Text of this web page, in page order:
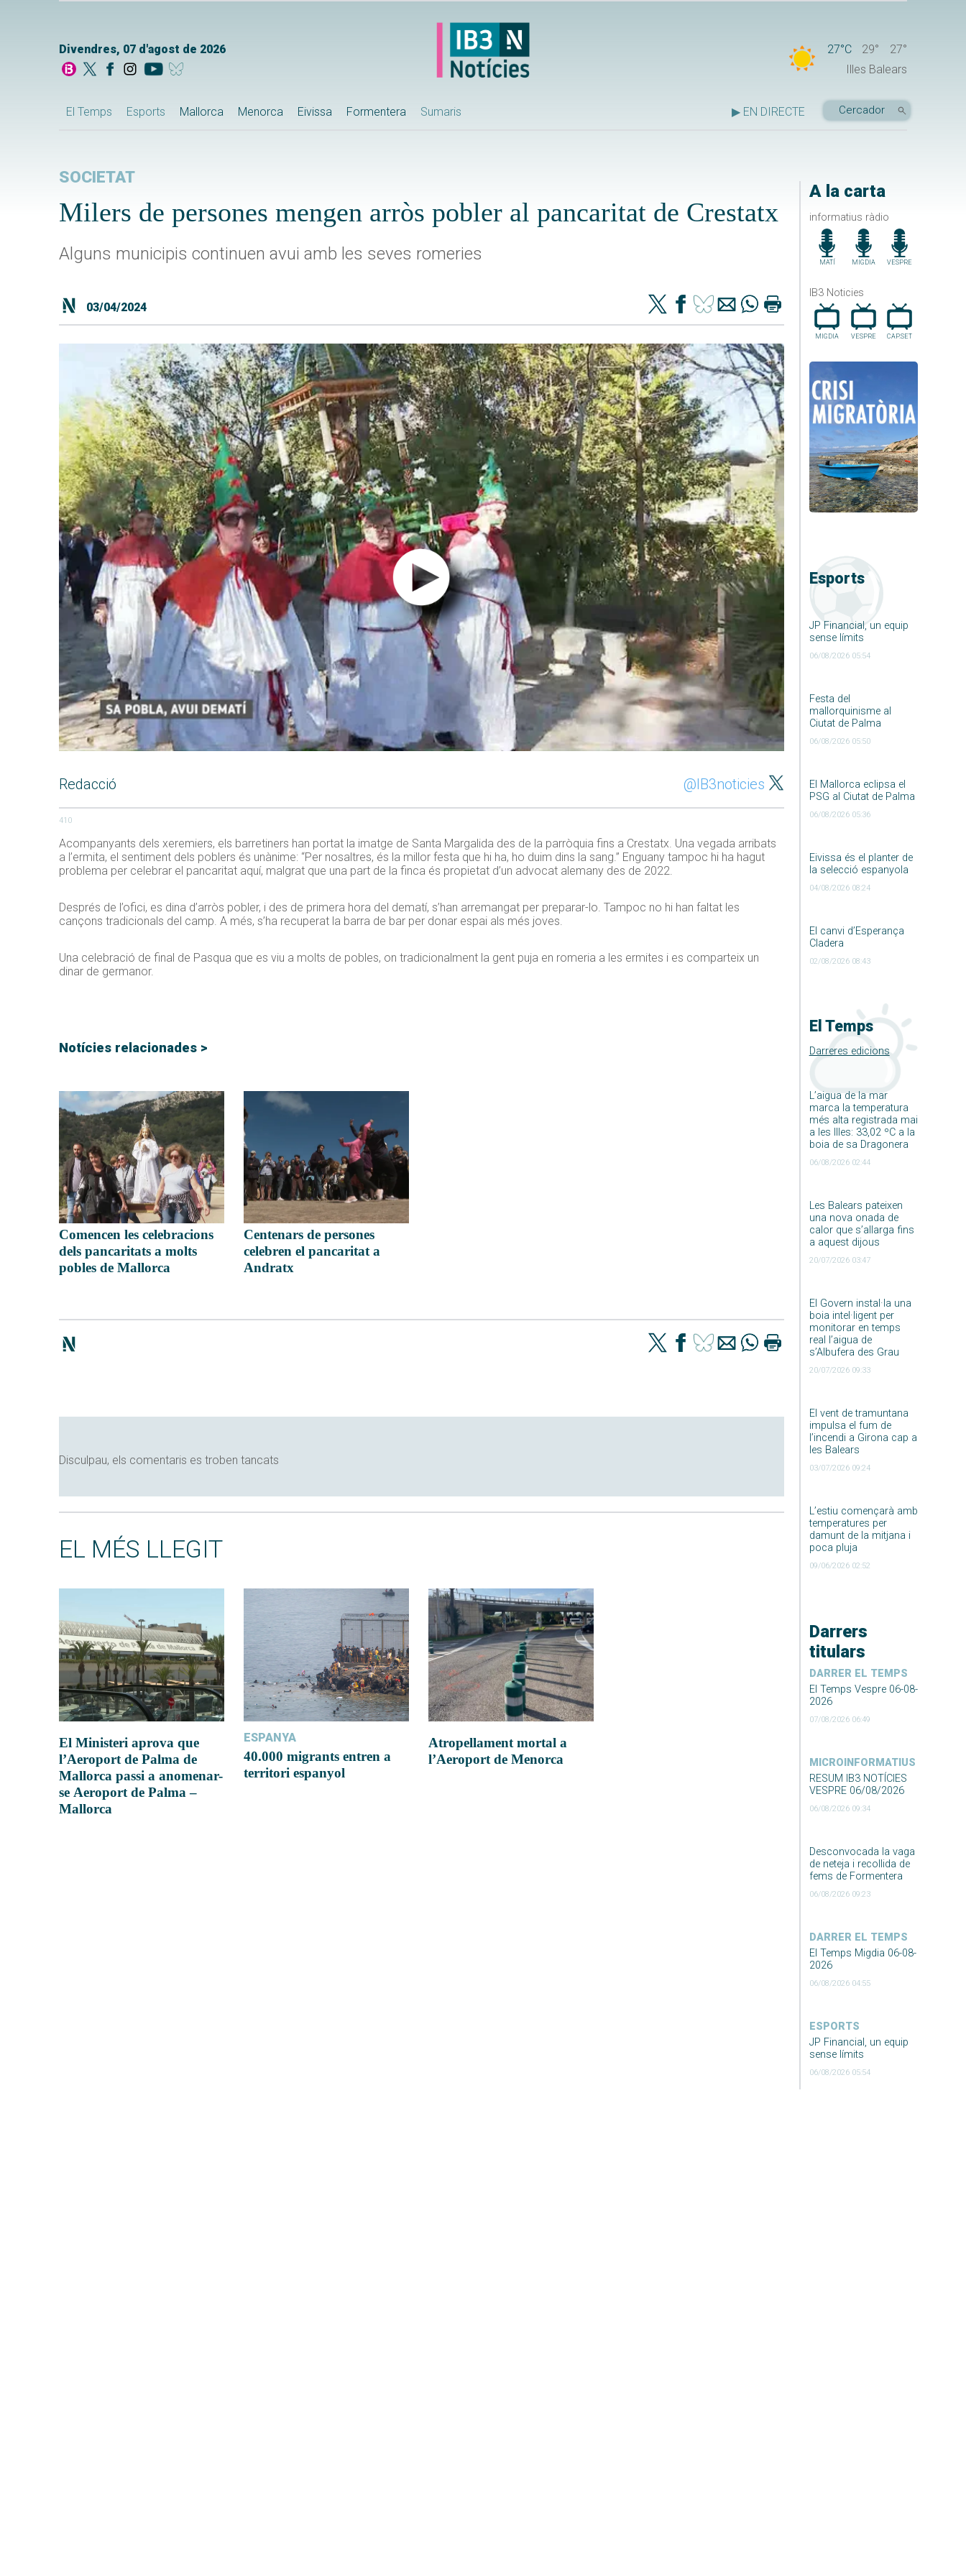
Divendres, 07 d'agost de 2026 27°C 29°
27°
Illes Balears
El Temps Esports Mallorca Menorca Eivissa Formentera Sumaris ▶ EN DIRECTE
A la carta
informatius ràdio
MATÍ MIGDIA VESPRE
IB3 Noticies
MIGDIA VESPRE CAP.SET
Esports
JP Financial, un equip
sense límits
06/08/2026 05:54
Festa del
mallorquinisme al
Ciutat de Palma
06/08/2026 05:50
El Mallorca eclipsa el
PSG al Ciutat de Palma
06/08/2026 05:36
Eivissa és el planter de
la selecció espanyola
04/08/2026 08:24
El canvi d’Esperança
Cladera
02/08/2026 08:43
El Temps
Darreres edicions
L’aigua de la mar
marca la temperatura
més alta registrada mai
a les Illes: 33,02 ºC a la
boia de sa Dragonera
06/08/2026 02:44
Les Balears pateixen
una nova onada de
calor que s’allarga fins
a aquest dijous
20/07/2026 03:47
El Govern instal·la una
boia intel·ligent per
monitorar en temps
real l’aigua de
s’Albufera des Grau
20/07/2026 09:33
El vent de tramuntana
impulsa el fum de
l’incendi a Girona cap a
les Balears
03/07/2026 09:24
L’estiu començarà amb
temperatures per
damunt de la mitjana i
poca pluja
09/06/2026 02:52
Darrers
titulars
DARRER EL TEMPS
El Temps Vespre 06-08-
2026
07/08/2026 06:49
MICROINFORMATIUS
RESUM IB3 NOTÍCIES
VESPRE 06/08/2026
06/08/2026 09:34
Desconvocada la vaga
de neteja i recollida de
fems de Formentera
06/08/2026 09:23
DARRER EL TEMPS
El Temps Migdia 06-08-
2026
06/08/2026 04:55
ESPORTS
JP Financial, un equip
sense límits
06/08/2026 05:54
SOCIETAT
Milers de persones mengen arròs pobler al pancaritat de Crestatx
Alguns municipis continuen avui amb les seves romeries
03/04/2024
Redacció @IB3noticies
410
Acompanyants dels xeremiers, els barretiners han portat la imatge de Santa Margalida des de la parròquia fins a Crestatx. Una vegada arribats
a l’ermita, el sentiment dels poblers és unànime: “Per nosaltres, és la millor festa que hi ha, ho duim dins la sang.” Enguany tampoc hi ha hagut
problema per celebrar el pancaritat aquí, malgrat que una part de la finca és propietat d’un advocat alemany des de 2022.
Després de l’ofici, es dina d’arròs pobler, i des de primera hora del dematí, s’han arremangat per preparar-lo. Tampoc no hi han faltat les
cançons tradicionals del camp. A més, s’ha recuperat la barra de bar per donar espai als més joves.
Una celebració de final de Pasqua que es viu a molts de pobles, on tradicionalment la gent puja en romeria a les ermites i es comparteix un
dinar de germanor.
Notícies relacionades >
Comencen les celebracions
dels pancaritats a molts
pobles de Mallorca
Centenars de persones
celebren el pancaritat a
Andratx
Disculpau, els comentaris es troben tancats
EL MÉS LLEGIT
El Ministeri aprova que
l’Aeroport de Palma de
Mallorca passi a anomenar-
se Aeroport de Palma –
Mallorca
ESPANYA
40.000 migrants entren a
territori espanyol
Atropellament mortal a
l’Aeroport de Menorca